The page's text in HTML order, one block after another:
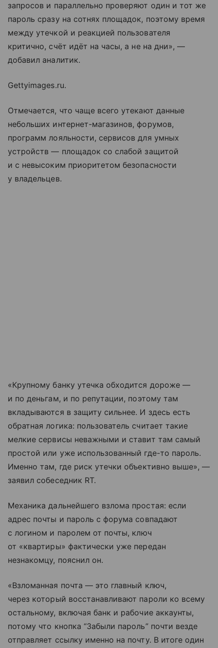
запросов и параллельно проверяют один и тот же
пароль сразу на сотнях площадок, поэтому время
между утечкой и реакцией пользователя
критично, счёт идёт на часы, а не на дни», —
добавил аналитик.
Gettyimages.ru.
Отмечается, что чаще всего утекают данные
небольших интернет-магазинов, форумов,
программ лояльности, сервисов для умных
устройств — площадок со слабой защитой
и с невысоким приоритетом безопасности
у владельцев.
«Крупному банку утечка обходится дороже —
и по деньгам, и по репутации, поэтому там
вкладываются в защиту сильнее. И здесь есть
обратная логика: пользователь считает такие
мелкие сервисы неважными и ставит там самый
простой или уже использованный где-то пароль.
Именно там, где риск утечки объективно выше», —
заявил собеседник RT.
Механика дальнейшего взлома простая: если
адрес почты и пароль с форума совпадают
с логином и паролем от почты, ключ
от «квартиры» фактически уже передан
незнакомцу, пояснил он.
«Взломанная почта — это главный ключ,
через который восстанавливают пароли ко всему
остальному, включая банк и рабочие аккаунты,
потому что кнопка “Забыли пароль” почти везде
отправляет ссылку именно на почту. В итоге один